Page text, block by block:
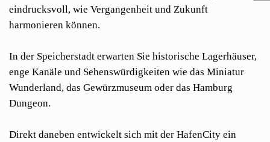
eindrucksvoll, wie Vergangenheit und Zukunft
harmonieren können.
In der Speicherstadt erwarten Sie historische Lagerhäuser,
enge Kanäle und Sehenswürdigkeiten wie das Miniatur
Wunderland, das Gewürzmuseum oder das Hamburg
Dungeon.
Direkt daneben entwickelt sich mit der HafenCity ein